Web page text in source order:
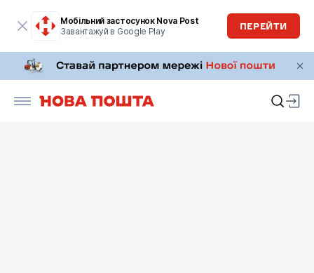
Мобільний застосунок Nova Post
Завантажуй в Google Play
ПЕРЕЙТИ